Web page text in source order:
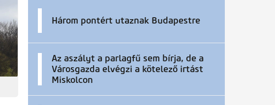
Három pontért utaznak Budapestre
Az aszályt a parlagfű sem bírja, de a
Városgazda elvégzi a kötelező irtást
Miskolcon